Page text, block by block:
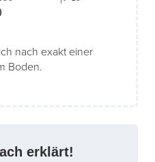
nach exakt einer
Boden.
erklärt!